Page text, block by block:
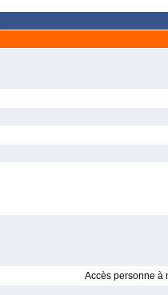
Accès personne à